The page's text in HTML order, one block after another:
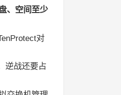
、空间至少
对
逆战还要占